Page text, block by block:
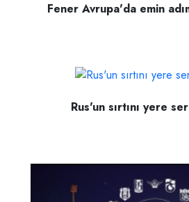
Fener Avrupa'da emin
Rus'un sırtını yere